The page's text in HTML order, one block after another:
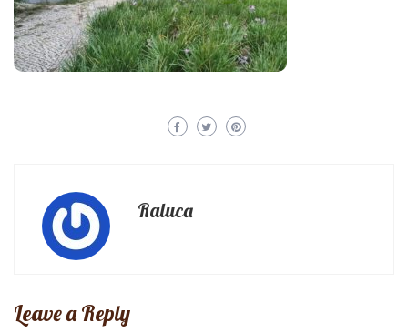
Raluca
Leave a Reply